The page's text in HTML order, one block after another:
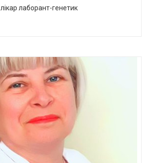
лікар лаборант-генетик